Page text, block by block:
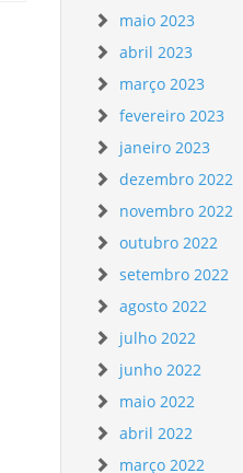
maio 2023
abril 2023
março 2023
fevereiro 2023
janeiro 2023
dezembro 2022
novembro 2022
outubro 2022
setembro 2022
agosto 2022
julho 2022
junho 2022
maio 2022
abril 2022
março 2022